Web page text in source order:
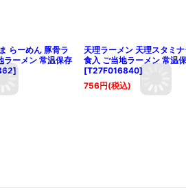
らーめん 豚骨ラ
ラーメン 常温保存
]
天理ラーメン 天理スタミ
食入 ご当地ラーメン 常温
[T27F016840]
756円(税込)